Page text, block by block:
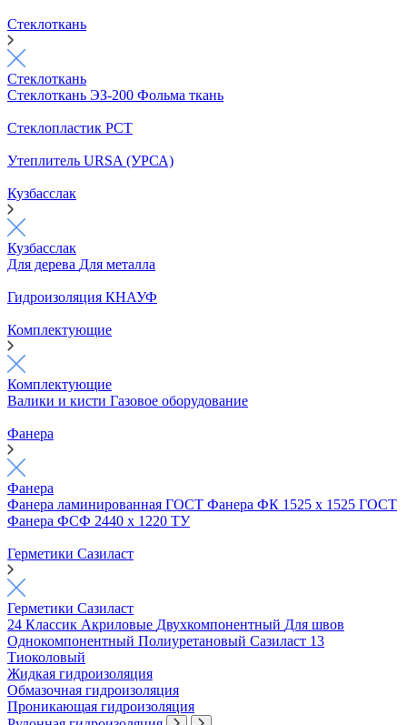
Стеклоткань
Стеклоткань
Стеклоткань ЭЗ-200 Фольма ткань
Стеклопластик РСТ
Утеплитель URSA (УРСА)
Кузбасслак
Кузбасслак
Для дерева Для металла
Гидроизоляция КНАУФ
Комплектующие
Комплектующие
Валики и кисти Газовое оборудование
Фанера
Фанера
Фанера ламинированная ГОСТ Фанера ФК 1525 х 1525 ГОСТ
Фанера ФСФ 2440 х 1220 ТУ
Герметики Сазиласт
Герметики Сазиласт
24 Классик Акриловые Двухкомпонентный Для швов
Однокомпонентный Полиуретановый Сазиласт 13
Тиоколовый
Жидкая гидроизоляция
Обмазочная гидроизоляция
Проникающая гидроизоляция